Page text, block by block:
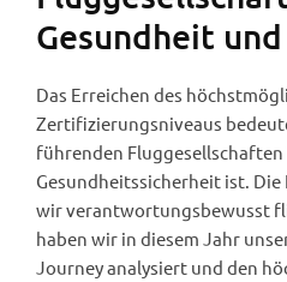
Gesundheit
Das Erreichen des
Zertifizierungsniveaus
führenden
Gesundheitssicherheit ist.
wir verantwortungsbewusst
haben wir in diesem Jahr
Journey analysiert und den